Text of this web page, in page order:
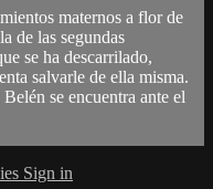
maternos a flor de
de las segundas
se ha descarrilado,
salvarle de ella misma.
se encuentra ante el
Sign in